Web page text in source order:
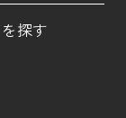
探す